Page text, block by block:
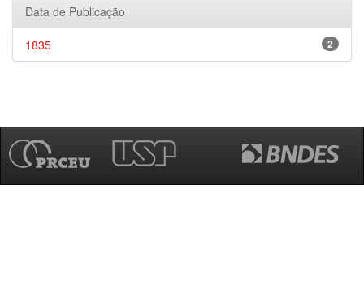
Data de Publicação
2
1835